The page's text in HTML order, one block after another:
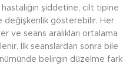
hastalığın şiddetine, cilt tipine
değişkenlik gösterebilir. Her
ve seans aralıkları ortalama
İlk seanslardan sonra bile
belirgin düzelme fark